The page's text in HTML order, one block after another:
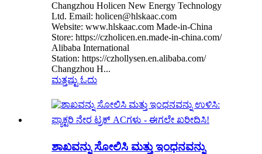
Changzhou Holicen New Energy Technology
Ltd. Email: holicen@hlskaac.com
Website: www.hlskaac.com Made-in-China
Store: https://czholicen.en.made-in-china.com/
Alibaba International
Station: https://czhollysen.en.alibaba.com/
Changzhou H...
ಮತ್ತಷ್ಟು ಓದು
ಶಾಖವನ್ನು ಸೋಲಿಸಿ ಮತ್ತು ಇಂಧನವನ್ನು